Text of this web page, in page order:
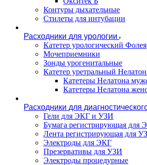
Контуры дыхательные
Стилеты для интубации
Расходники для урологии
Катетер урологический Фолея
Мочеприемники
Зонды урогенитальные
Катетер уретральный
Катетеры Нелатона
Катетеры Нелатона
Расходники для
Гели для ЭКГ и УЗИ
Бумага регистрирующая для
Лента регистрирующая для
Электроды для ЭКГ
Презервативы для УЗИ
Электроды процедурные